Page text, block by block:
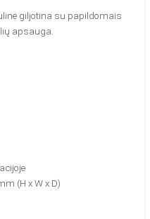
giljotina su papildomais
apsauga.
(H x W x D)